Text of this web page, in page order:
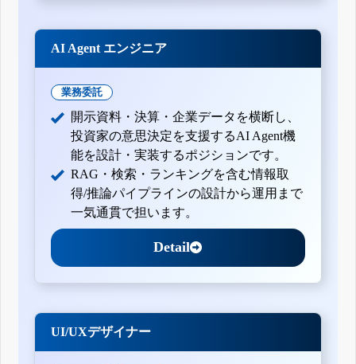
AI Agent エンジニア
業務委託
開示資料・決算・企業データを横断し、
投資家の意思決定を支援するAI Agent機
能を設計・実装するポジションです。
RAG・検索・ランキングを含む情報取
得/推論パイプラインの設計から運用まで
一気通貫で担います。
Detail
UI/UXデザイナー